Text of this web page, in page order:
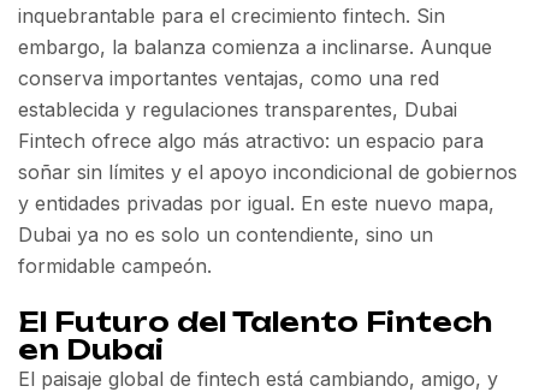
inquebrantable para el crecimiento fintech. Sin
embargo, la balanza comienza a inclinarse. Aunque
conserva importantes ventajas, como una red
establecida y regulaciones transparentes, Dubai
Fintech ofrece algo más atractivo: un espacio para
soñar sin límites y el apoyo incondicional de gobiernos
y entidades privadas por igual. En este nuevo mapa,
Dubai ya no es solo un contendiente, sino un
formidable campeón.
El Futuro del Talento Fintech
en Dubai
El paisaje global de fintech está cambiando, amigo, y